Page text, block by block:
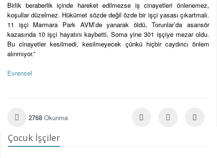
Birlik beraberlik içinde hareket edilmezse iş cinayetleri önlenemez,
koşullar düzelmez. Hükümet sözde değil özde bir işçi yasası çıkartmalı.
11 işçi Marmara Park AVM’de yanarak öldü, Torunlar’da asansör
kazasında 10 işçi hayatını kaybetti, Soma yine 301 işçiye mezar oldu.
Bu cinayetler kesilmedi, kesilmeyecek çünkü hiçbir caydırıcı önlem
alınmıyor.”
Evrensel
2768 Okunma
Çocuk İşçiler